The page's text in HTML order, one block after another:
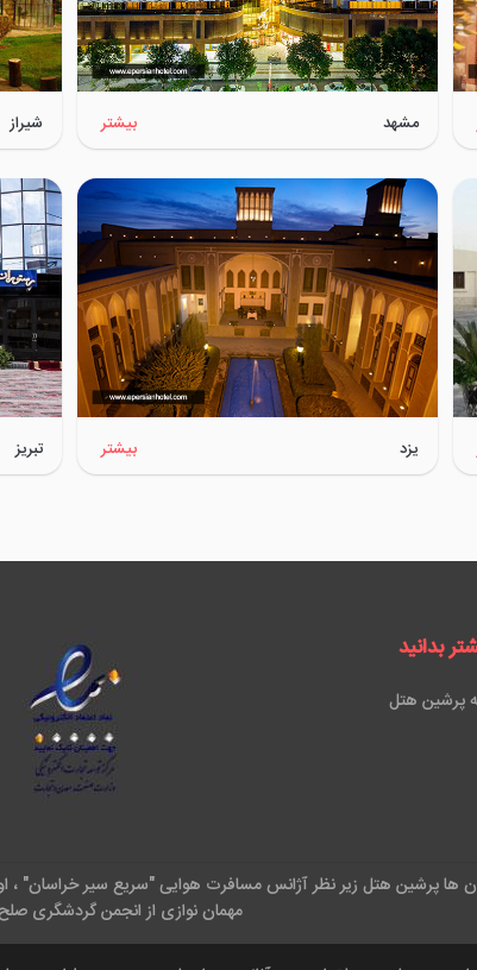
مشهد بیشتر شیراز
یزد بیشتر تبریز
بدانید
پرشین هتل
ها پرشین هتل زیر نظر آژانس مسافرت هوایی "سریع سیر خراسان"
مهمان نوازی از انجمن گردشگری